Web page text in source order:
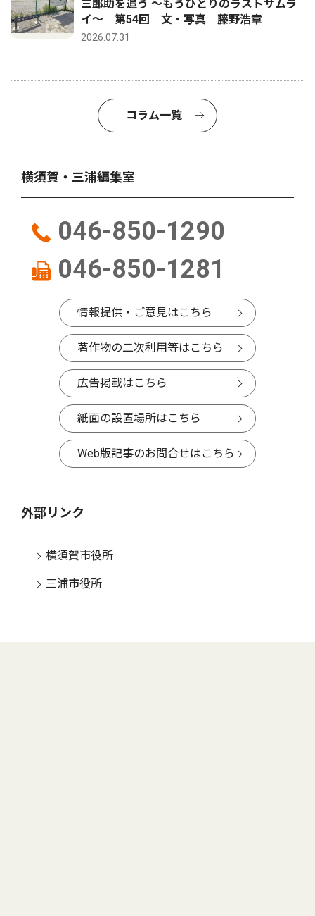
三郎助を追う 〜もうひとりのラストサムラ
イ〜 第54回 文・写真 藤野浩章
2026.07.31
コラム一覧
横須賀・三浦編集室
046-850-1290
046-850-1281
情報提供・ご意見はこちら
著作物の二次利用等はこちら
広告掲載はこちら
紙面の設置場所はこちら
Web版記事のお問合せはこちら
外部リンク
横須賀市役所
三浦市役所